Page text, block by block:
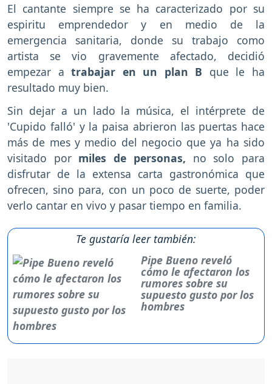
El cantante siempre se ha caracterizado por su
espiritu emprendedor y en medio de la
emergencia sanitaria, donde su trabajo como
artista se vio gravemente afectado, decidió
empezar atrabajar en un plan B que le ha
resultado muy bien.
Sin dejar a un lado la música, el intérprete de
'Cupido falló' y la paisa abrieron las puertas hace
más de mes y medio del negocio que ya ha sido
visitado por miles de personas, no solo para
disfrutar de la extensa carta gastronómica que
ofrecen, sino para, con un poco de suerte, poder
verlo cantar en vivo y pasar tiempo en familia.
Te gustaría leer también:
Pipe Bueno reveló
cómo le afectaron los
rumores sobre su
supuesto gusto por los
hombres